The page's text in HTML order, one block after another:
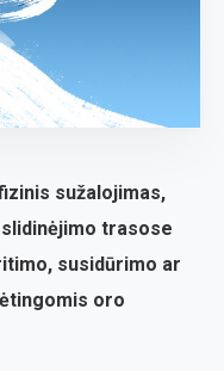
sužalojimas,
trasose
susidūrimo ar
oro